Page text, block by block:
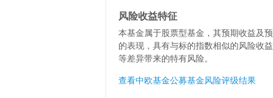
风险收益特征
本基金属于股票型基金，其预期收益及
的表现，具有与标的指数相似的风险收
等差异带来的特有风险。
查看中欧基金公募基金风险评级结果